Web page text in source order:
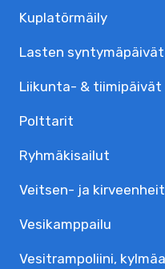
Kuplatörmäily
Lasten
Liikunta- & tiimipäivät
Polttarit
Ryhmäkisailut
Veitsen- ja
Vesikamppailu
Vesitrampoliini,